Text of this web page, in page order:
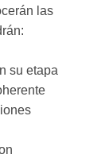
las
su etapa